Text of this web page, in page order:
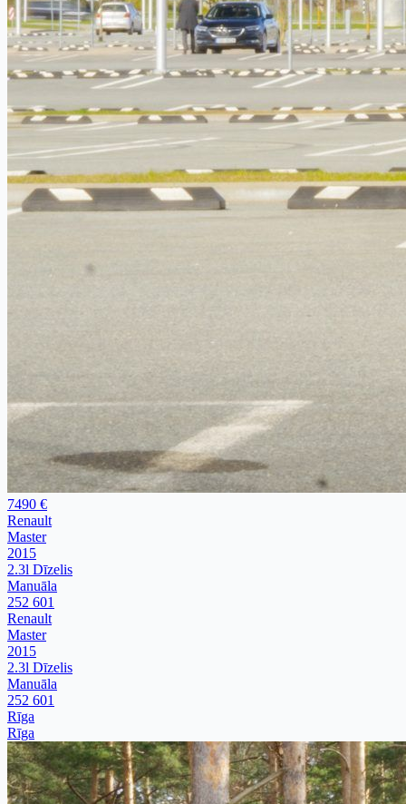
7490 €
Renault
Master
2015
2.3l Dīzelis
Manuāla
252 601
Renault
Master
2015
2.3l Dīzelis
Manuāla
252 601
Rīga
Rīga